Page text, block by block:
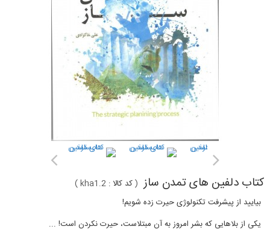
کتاب دلفین های تمدن ساز (کد کالا : kha1.2
)
بیایید از پیشرفت تکنولوژی حیرت زده شویم!
یکی از بلاهایی که بشر امروز به آن مبتلاست، حیرت نکردن است! ...